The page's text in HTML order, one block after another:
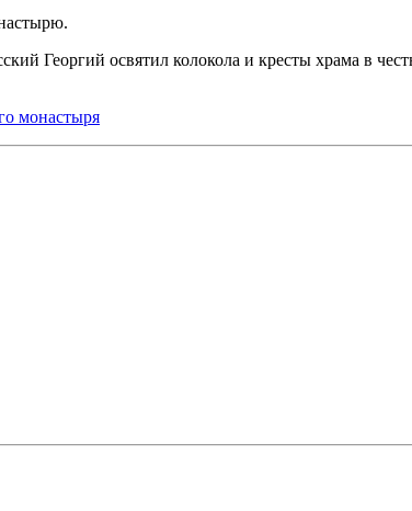
Георгий освятил колокола и кресты храма в
монастыря